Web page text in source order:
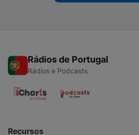
Rádios de Portugal
Rádios e Podcasts
Recursos